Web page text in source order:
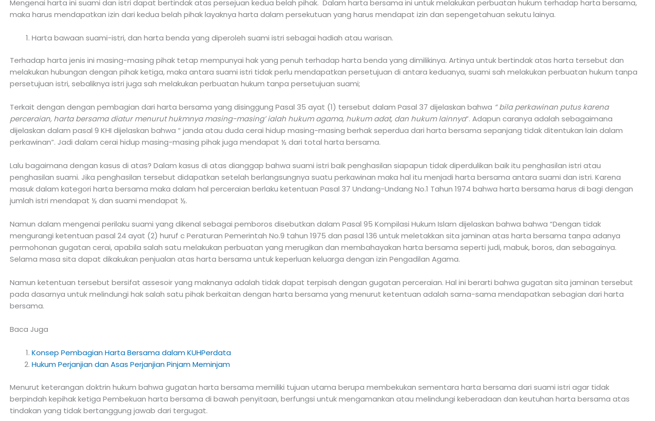
Mengenai harta ini suami dan istri dapat bertindak atas persejuan kedua belah pihak. Dalam harta bersama ini untuk melakukan perbuatan hukum terhadap harta bersama,
maka harus mendapatkan izin dari kedua belah pihak layaknya harta dalam persekutuan yang harus mendapat izin dan sepengetahuan sekutu lainya.
Harta bawaan suami-istri, dan harta benda yang diperoleh suami istri sebagai hadiah atau warisan.
Terhadap harta jenis ini masing-masing pihak tetap mempunyai hak yang penuh terhadap harta benda yang dimilikinya. Artinya untuk bertindak atas harta tersebut dan
melakukan hubungan dengan pihak ketiga, maka antara suami istri tidak perlu mendapatkan persetujuan di antara keduanya, suami sah melakukan perbuatan hukum tanpa
persetujuan istri, sebaliknya istri juga sah melakukan perbuatan hukum tanpa persetujuan suami;
Terkait dengan dengan pembagian dari harta bersama yang disinggung Pasal 35 ayat (1) tersebut dalam Pasal 37 dijelaskan bahwa “ bila perkawinan putus karena
perceraian, harta bersama diatur menurut hukmnya masing-masing’ ialah hukum agama, hukum adat, dan hukum lainnya”. Adapun caranya adalah sebagaimana
dijelaskan dalam pasal 9 KHI dijelaskan bahwa “ janda atau duda cerai hidup masing-masing berhak seperdua dari harta bersama sepanjang tidak ditentukan lain dalam
perkawinan”. Jadi dalam cerai hidup masing-masing pihak juga mendapat ½ dari total harta bersama.
Lalu bagaimana dengan kasus di atas? Dalam kasus di atas dianggap bahwa suami istri baik penghasilan siapapun tidak diperdulikan baik itu penghasilan istri atau
penghasilan suami. Jika penghasilan tersebut didapatkan setelah berlangsungnya suatu perkawinan maka hal itu menjadi harta bersama antara suami dan istri. Karena
masuk dalam kategori harta bersama maka dalam hal perceraian berlaku ketentuan Pasal 37 Undang-Undang No.1 Tahun 1974 bahwa harta bersama harus di bagi dengan
jumlah istri mendapat ½ dan suami mendapat ½.
Namun dalam mengenai perilaku suami yang dikenal sebagai pemboros disebutkan dalam Pasal 95 Kompilasi Hukum Islam dijelaskan bahwa bahwa “Dengan tidak
mengurangi ketentuan pasal 24 ayat (2) huruf c Peraturan Pemerintah No.9 tahun 1975 dan pasal 136 untuk meletakkan sita jaminan atas harta bersama tanpa adanya
permohonan gugatan cerai, apabila salah satu melakukan perbuatan yang merugikan dan membahayakan harta bersama seperti judi, mabuk, boros, dan sebagainya.
Selama masa sita dapat dikakukan penjualan atas harta bersama untuk keperluan keluarga dengan izin Pengadilan Agama.
Namun ketentuan tersebut bersifat assesoir yang maknanya adalah tidak dapat terpisah dengan gugatan perceraian. Hal ini berarti bahwa gugatan sita jaminan tersebut
pada dasarnya untuk melindungi hak salah satu pihak berkaitan dengan harta bersama yang menurut ketentuan adalah sama-sama mendapatkan sebagian dari harta
bersama.
Baca Juga
Konsep Pembagian Harta Bersama dalam KUHPerdata
Hukum Perjanjian dan Asas Perjanjian Pinjam Meminjam
Menurut keterangan doktrin hukum bahwa gugatan harta bersama memiliki tujuan utama berupa membekukan sementara harta bersama dari suami istri agar tidak
berpindah kepihak ketiga Pembekuan harta bersama di bawah penyitaan, berfungsi untuk mengamankan atau melindungi keberadaan dan keutuhan harta bersama atas
tindakan yang tidak bertanggung jawab dari tergugat.